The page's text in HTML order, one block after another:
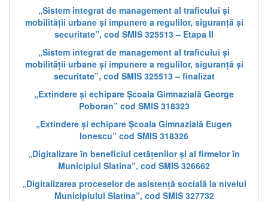
„Sistem integrat de management al traficului și
mobilității urbane și impunere a regulilor, siguranță și
securitate”, cod SMIS 325513 – Etapa II
„Sistem integrat de management al traficului și
mobilității urbane și impunere a regulilor, siguranță și
securitate”, cod SMIS 325513 – finalizat
„Extindere și echipare Școala Gimnazială George
Poboran” cod SMIS 318323
„Extindere și echipare Școala Gimnazială Eugen
Ionescu” cod SMIS 318326
„Digitalizare în beneficiul cetățenilor și al firmelor în
Municipiul Slatina”, cod SMIS 326662
„Digitalizarea proceselor de asistență socială la nivelul
Municipiului Slatina”, cod SMIS 327732